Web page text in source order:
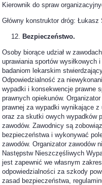
Kierownik do spraw
Główny konstruktor dróg: Łukasz
Bezpieczeństwo.
Osoby biorące udział w
uprawiania sportów wysiłkowych
badaniom lekarskim
Odpowiedzialność za
wypadki i konsekwencje prawne
prawnych opiekunów.
prawnej za wypadki wynikające
oraz za skutki owych wypadków
zawodów. Zawodnicy są
bezpieczeństwa i wykonywać
zawodów. Organizator zawodów
Następstw Nieszczęśliwych
jest zapewnić we własnym
odpowiedzialności za szkody
zasad bezpieczeństwa,